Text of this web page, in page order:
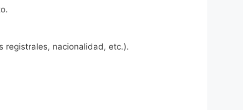
registrales, nacionalidad, etc.).